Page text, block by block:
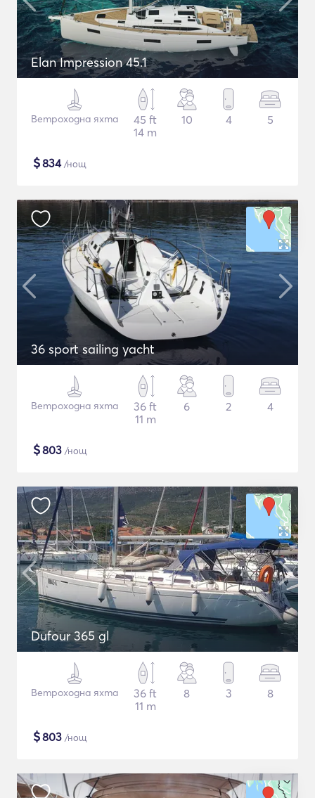
Elan Impression 45.1
Ветроходна яхта
45 ft
14 m
10 4 5
$834/нощ
36 sport sailing yacht
Ветроходна яхта
36 ft
11 m
6 2 4
$803 /нощ
Dufour 365 gl
Ветроходна яхта
36 ft
11 m
8 3 8
$803 /нощ